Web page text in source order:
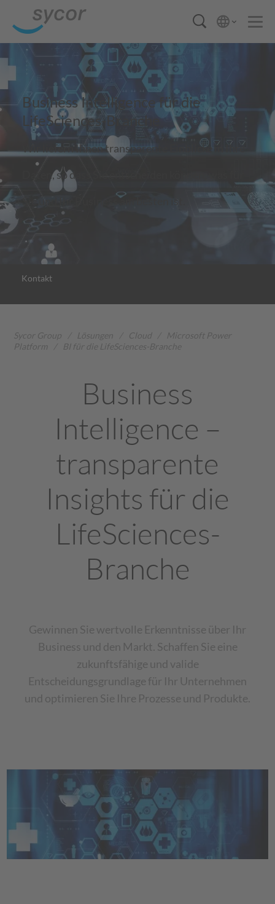
Business Intelligence für die
LifeSciences-Branche
Wir liefern Ihnen transparente Einblicke in Ihre
Daten, so dass Sie entscheiden können, was für
Sie und Ihr Business am besten ist.
Kontakt
Sycor Group Lösungen Cloud
Microsoft Power
Platform
BI für die LifeSciences-Branche
Business
Intelligence –
transparente
Insights für die
LifeSciences-
Branche
Gewinnen Sie wertvolle Erkenntnisse über Ihr
Business und den Markt. Schaffen Sie eine
zukunftsfähige und valide
Entscheidungsgrundlage für Ihr Unternehmen
und optimieren Sie Ihre Prozesse und Produkte.